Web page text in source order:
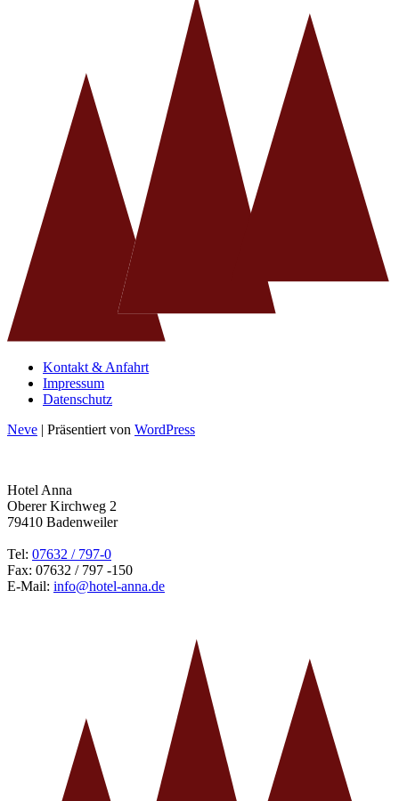
Kontakt & Anfahrt
Impressum
Datenschutz
Neve | Präsentiert von WordPress
Hotel Anna
Oberer Kirchweg 2
79410 Badenweiler
Tel: 07632 / 797-0
Fax: 07632 / 797 -150
E-Mail: info@hotel-anna.de